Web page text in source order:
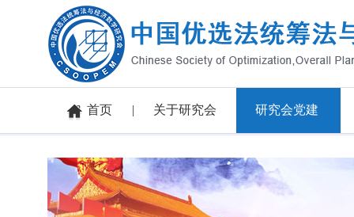
首页 关于研究会 研究会党建